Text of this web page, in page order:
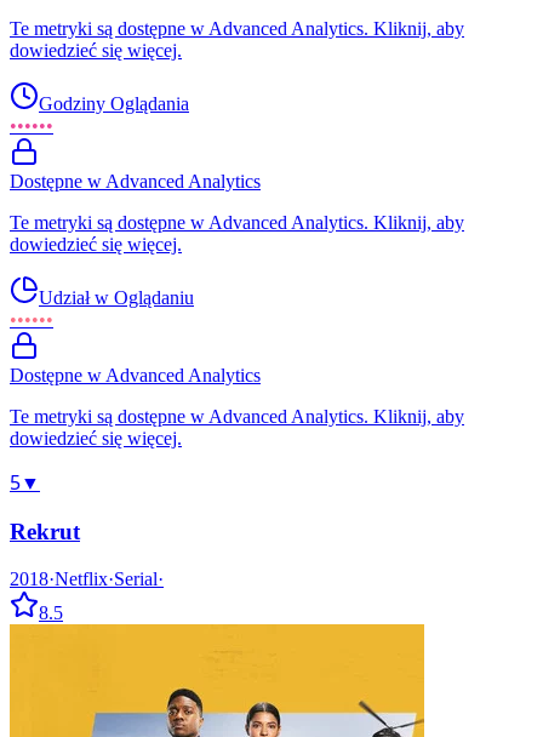
Te metryki są dostępne w Advanced Analytics. Kliknij, aby
dowiedzieć się więcej.
Godziny Oglądania
••••••
Dostępne w Advanced Analytics
Te metryki są dostępne w Advanced Analytics. Kliknij, aby
dowiedzieć się więcej.
Udział w Oglądaniu
••••••
Dostępne w Advanced Analytics
Te metryki są dostępne w Advanced Analytics. Kliknij, aby
dowiedzieć się więcej.
5▼
Rekrut
2018·Netflix·Serial·
8.5